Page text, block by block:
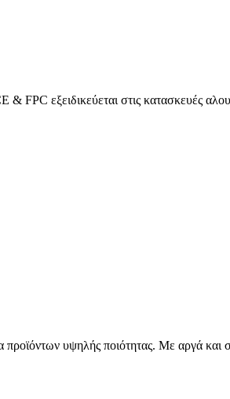
εξειδικεύεται στις κατασκευές
υψηλής ποιότητας. Με αργά